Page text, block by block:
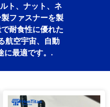
ト、ナット、ネ
ファスナーを製
耐食性に優れた
航空宇宙、自動
に最適です。.